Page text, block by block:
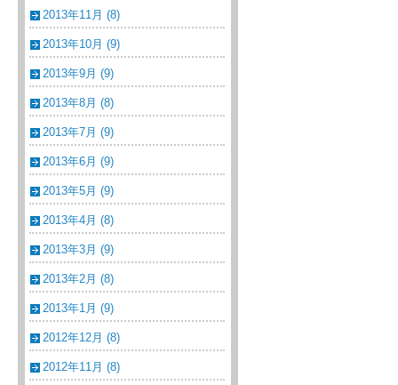
2013年11月 (8)
2013年10月 (9)
2013年9月 (9)
2013年8月 (8)
2013年7月 (9)
2013年6月 (9)
2013年5月 (9)
2013年4月 (8)
2013年3月 (9)
2013年2月 (8)
2013年1月 (9)
2012年12月 (8)
2012年11月 (8)